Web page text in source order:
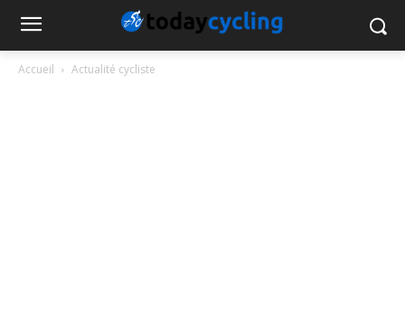
Accueil Actualité cycliste